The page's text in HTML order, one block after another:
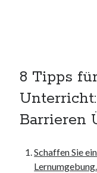
seniorenreisen
türmaße
typo3
unterkunft
8 Tipps
Barrieren
Schaffen Sie
Lernumgebung.